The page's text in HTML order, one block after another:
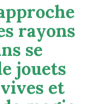
rayons
se
jouets
et